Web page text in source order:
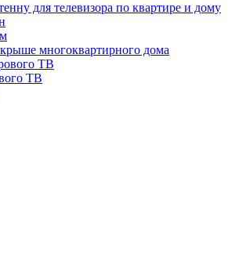
для телевизора по квартире и дому
многоквартирного дома
ТВ
ТВ